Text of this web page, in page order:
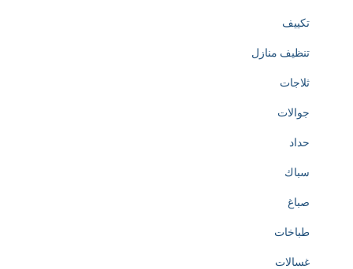
تكييف
تنظيف منازل
ثلاجات
جوالات
حداد
سباك
صباغ
طباخات
غسالات